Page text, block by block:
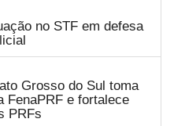
no STF em defesa
Grosso do Sul toma
FenaPRF e fortalece
PRFs